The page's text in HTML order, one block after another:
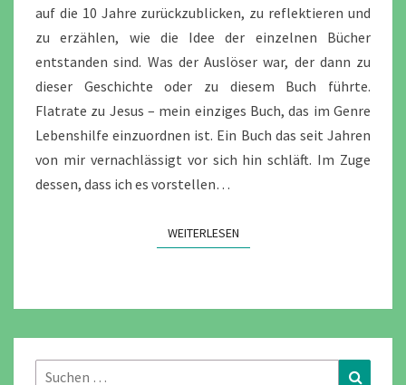
auf die 10 Jahre zurückzublicken, zu reflektieren und
zu erzählen, wie die Idee der einzelnen Bücher
entstanden sind. Was der Auslöser war, der dann zu
dieser Geschichte oder zu diesem Buch führte.
Flatrate zu Jesus – mein einziges Buch, das im Genre
Lebenshilfe einzuordnen ist. Ein Buch das seit Jahren
von mir vernachlässigt vor sich hin schläft. Im Zuge
dessen, dass ich es vorstellen…
WEITERLESENWEITERLESEN
Suchen